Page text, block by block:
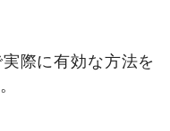
際に有効な方法を